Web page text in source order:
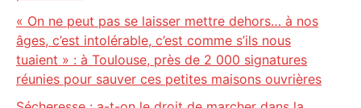
« On ne peut pas se laisser mettre dehors… à nos
âges, c’est intolérable, c’est comme s’ils nous
tuaient » : à Toulouse, près de 2 000 signatures
réunies pour sauver ces petites maisons ouvrières